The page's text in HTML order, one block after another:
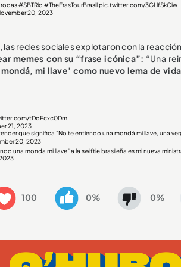
#SBTRio #TheErasTourBrasil pic.twitter.com/3GLlfSkCiw
20, 2023
redes sociales explotaron con la
memes con su “frase icónica”: “Una
mi llave’ como nuevo lema de
tDoEcxc0Dm
21, 2023
que significa “No te entiendo una mondá mi llave, una
20, 2023
una monda mi llave” a la swiftie brasileña es mi nueva
100 0% 0%